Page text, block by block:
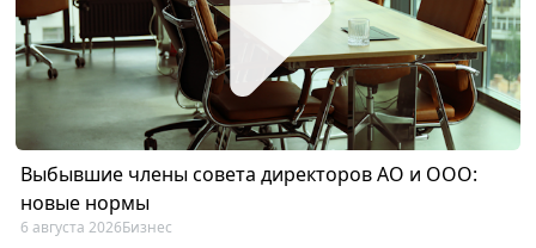
Выбывшие члены совета директоров АО и ООО:
новые нормы
6 августа 2026Бизнес